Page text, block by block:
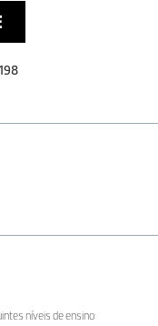
198
níveis de ensino: